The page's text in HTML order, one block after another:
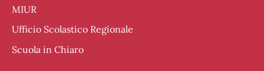
MIUR
Ufficio Scolastico Regionale
Scuola in Chiaro